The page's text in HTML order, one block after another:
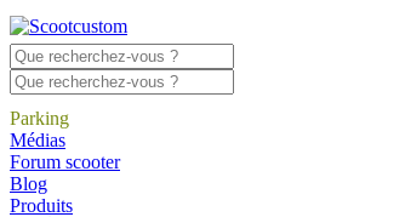
Parking
Médias
Forum scooter
Blog
Produits